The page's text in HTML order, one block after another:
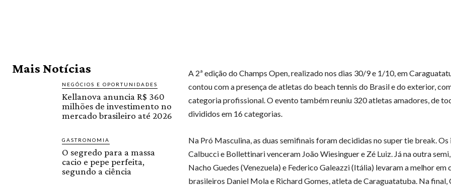
Mais Notícias
NEGÓCIOS E OPORTUNIDADES
Kellanova anuncia R$ 360
milhões de investimento no
mercado brasileiro até 2026
GASTRONOMIA
O segredo para a massa
cacio e pepe perfeita,
segundo a ciência
A 2ª edição do Champs Open, realizado nos dias 30/9 e 1/10, em
contou com a presença de atletas do beach tennis do Brasil e do exterior,
categoria profissional. O evento também reuniu 320 atletas amadores, de
divididos em 16 categorias.
Na Pró Masculina, as duas semifinais foram decididas no super tie break. Os
Calbucci e Bollettinari venceram João Wiesinguer e Zé Luiz. Já na outra
Nacho Guedes (Venezuela) e Federico Galeazzi (Itália) levaram a melhor em
brasileiros Daniel Mola e Richard Gomes, atleta de Caraguatatuba. Na final,